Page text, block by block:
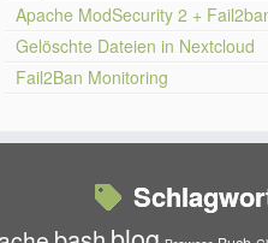
Apache ModSecurity 2 +
Gelöschte Dateien in Nextcloud
Fail2Ban Monitoring